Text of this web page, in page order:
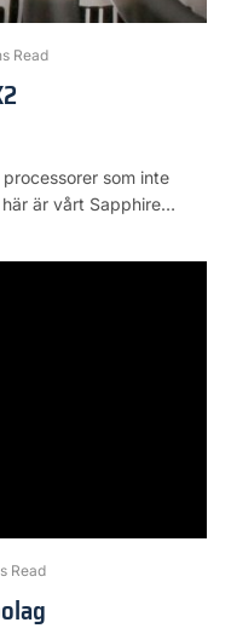
Read
som inte
är vårt Sapphire…
Read